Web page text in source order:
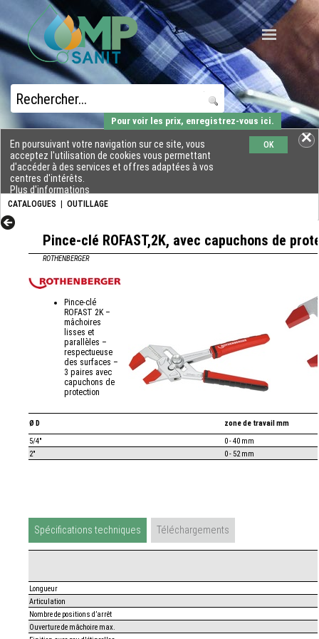
CATALOGUES OUTILLAGE
En poursuivant votre navigation sur ce site, vous
acceptez l'utilisation de cookies vous permettant
d'accéder à des services et offres adaptées à vos
centres d'intérêts.
Plus d'informations
OK
Pour voir les prix, enregistrez-vous ici.